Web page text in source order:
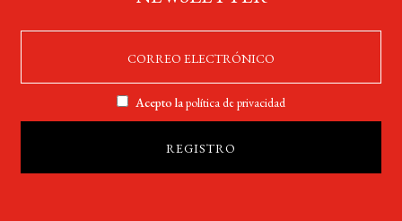
Acepto lapolítica de privacidad